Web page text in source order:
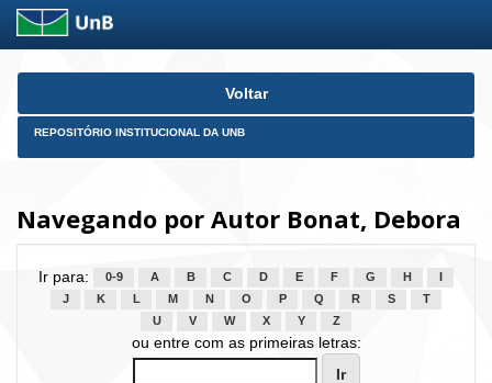
Skip
Voltar
REPOSITÓRIO INSTITUCIONAL DA UNB
Navegando por Autor Bonat, Debora
Ir para: 0-9 A B C D E F G H
J
K L M N O P Q R S
T
U
V W X Y Z
ou entre com as primeiras letras: